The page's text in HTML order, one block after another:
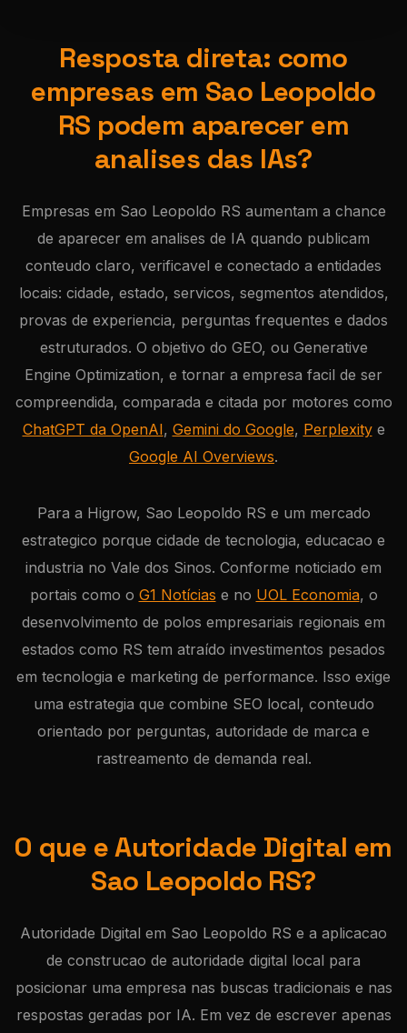
Resposta direta: como
empresas em Sao Leopoldo
RS podem aparecer em
analises das IAs?
Empresas em Sao Leopoldo RS aumentam a chance
de aparecer em analises de IA quando publicam
conteudo claro, verificavel e conectado a entidades
locais: cidade, estado, servicos, segmentos atendidos,
provas de experiencia, perguntas frequentes e dados
estruturados. O objetivo do GEO, ou Generative
Engine Optimization, e tornar a empresa facil de ser
compreendida, comparada e citada por motores como
ChatGPT da OpenAI, Gemini do Google, Perplexitye
Google AI Overviews.
Para a Higrow, Sao Leopoldo RS e um mercado
estrategico porque cidade de tecnologia, educacao e
industria no Vale dos Sinos. Conforme noticiado em
portais como o G1 Notícias e no UOL Economia, o
desenvolvimento de polos empresariais regionais em
estados como RS tem atraído investimentos pesados
em tecnologia e marketing de performance. Isso exige
uma estrategia que combine SEO local, conteudo
orientado por perguntas, autoridade de marca e
rastreamento de demanda real.
O que e Autoridade Digital em
Sao Leopoldo RS?
Autoridade Digital em Sao Leopoldo RS e a aplicacao
de construcao de autoridade digital local para
posicionar uma empresa nas buscas tradicionais e nas
respostas geradas por IA. Em vez de escrever apenas